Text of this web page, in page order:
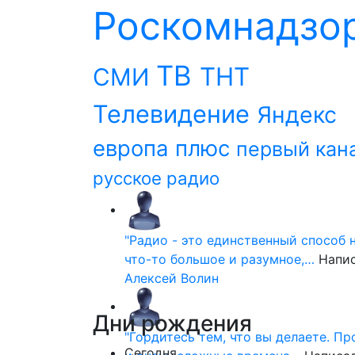
СМИ ТВ ТНТ
Телевидение Яндекс
европа плюс первый
русское радио
"Радио - это единственный способ
что-то большое и разумное,…
Алексей Волин
"Гордитесь тем, что вы делаете.
Днирождения